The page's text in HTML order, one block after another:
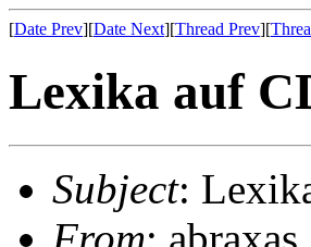
[Date Prev][Date Next][Thread Prev][
Lexika auf
Subject:
From: